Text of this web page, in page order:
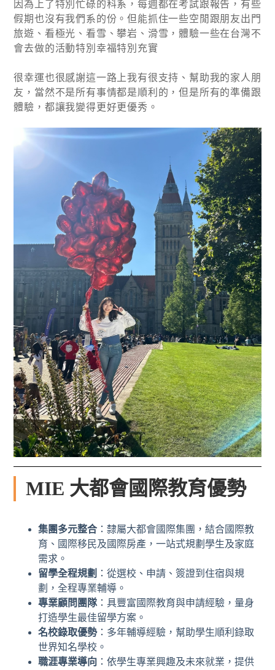
因為上了特別忙碌的科系，每週都在考試跟報告，有些
假期也沒有我們系的份。但能抓住一些空閒跟朋友出門
旅遊、看極光、看雪、攀岩、滑雪，體驗一些在台灣不
會去做的活動特別幸福特別充實
很幸運也很感謝這一路上我有很支持、幫助我的家人朋
友，當然不是所有事情都是順利的，但是所有的準備跟
體驗，都讓我變得更好更優秀。
MIE 大都會國際教育優勢
集團多元整合 ：隸屬大都會國際集團，結合國際教
育、國際移民及國際房產，一站式規劃學生及家庭
需求。
留學全程規劃 ：從選校、申請、簽證到住宿與規
劃，全程專業輔導。
專業顧問團隊：具豐富國際教育與申請經驗，量身
打造學生最佳留學方案。
名校錄取優勢：多年輔導經驗，幫助學生順利錄取
世界知名學校。
職涯專業導向 ：依學生專業興趣及未來就業，提供